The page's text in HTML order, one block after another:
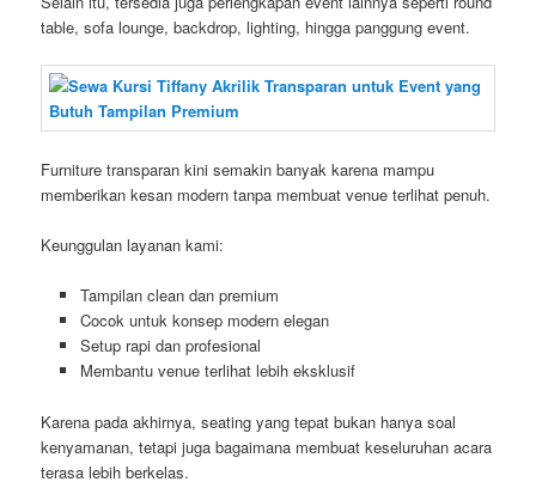
table, sofa lounge, backdrop, lighting, hingga panggung event.
Furniture transparan kini semakin banyak karena mampu
memberikan kesan modern tanpa membuat venue terlihat penuh.
Keunggulan layanan kami:
Tampilan clean dan premium
Cocok untuk konsep modern elegan
Setup rapi dan profesional
Membantu venue terlihat lebih eksklusif
Karena pada akhirnya, seating yang tepat bukan hanya soal
kenyamanan, tetapi juga bagaimana membuat keseluruhan acara
terasa lebih berkelas.